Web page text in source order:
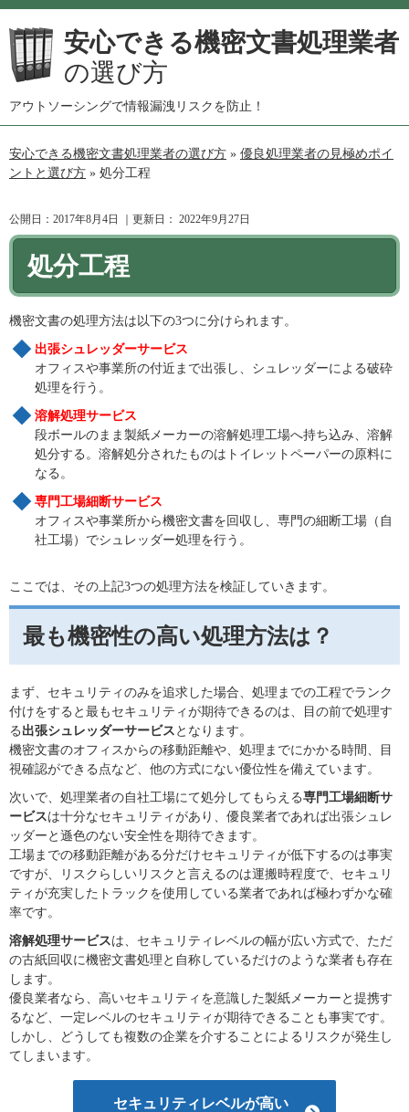
安心できる機密文書処理業者
の選び方
アウトソーシングで情報漏洩リスクを防止！
安心できる機密文書処理業者の選び方 » 優良処理業者の見極めポイ
ントと選び方 » 処分工程
公開日： 2017年8月4日 ｜更新日： 2022年9月27日
処分工程
機密文書の処理方法は以下の3つに分けられます。
出張シュレッダーサービス
オフィスや事業所の付近まで出張し、シュレッダーによる破砕
処理を行う。
溶解処理サービス
段ボールのまま製紙メーカーの溶解処理工場へ持ち込み、溶解
処分する。溶解処分されたものはトイレットペーパーの原料に
なる。
専門工場細断サービス
オフィスや事業所から機密文書を回収し、専門の細断工場（自
社工場）でシュレッダー処理を行う。
ここでは、その上記3つの処理方法を検証していきます。
最も機密性の高い処理方法は？
まず、セキュリティのみを追求した場合、処理までの工程でランク
付けをすると最もセキュリティが期待できるのは、目の前で処理す
る 出張シュレッダーサービス となります。
機密文書のオフィスからの移動距離や、処理までにかかる時間、目
視確認ができる点など、他の方式にない優位性を備えています。
次いで、処理業者の自社工場にて処分してもらえる専門工場細断サ
ービスは十分なセキュリティがあり、優良業者であれば出張シュレ
ッダーと遜色のない安全性を期待できます。
工場までの移動距離がある分だけセキュリティが低下するのは事実
ですが、リスクらしいリスクと言えるのは運搬時程度で、セキュリ
ティが充実したトラックを使用している業者であれば極わずかな確
率です。
溶解処理サービスは、セキュリティレベルの幅が広い方式で、ただ
の古紙回収に機密文書処理と自称しているだけのような業者も存在
します。
優良業者なら、高いセキュリティを意識した製紙メーカーと提携す
るなど、一定レベルのセキュリティが期待できることも事実です。
しかし、どうしても複数の企業を介することによるリスクが発生し
てしまいます。
セキュリティレベルが高い